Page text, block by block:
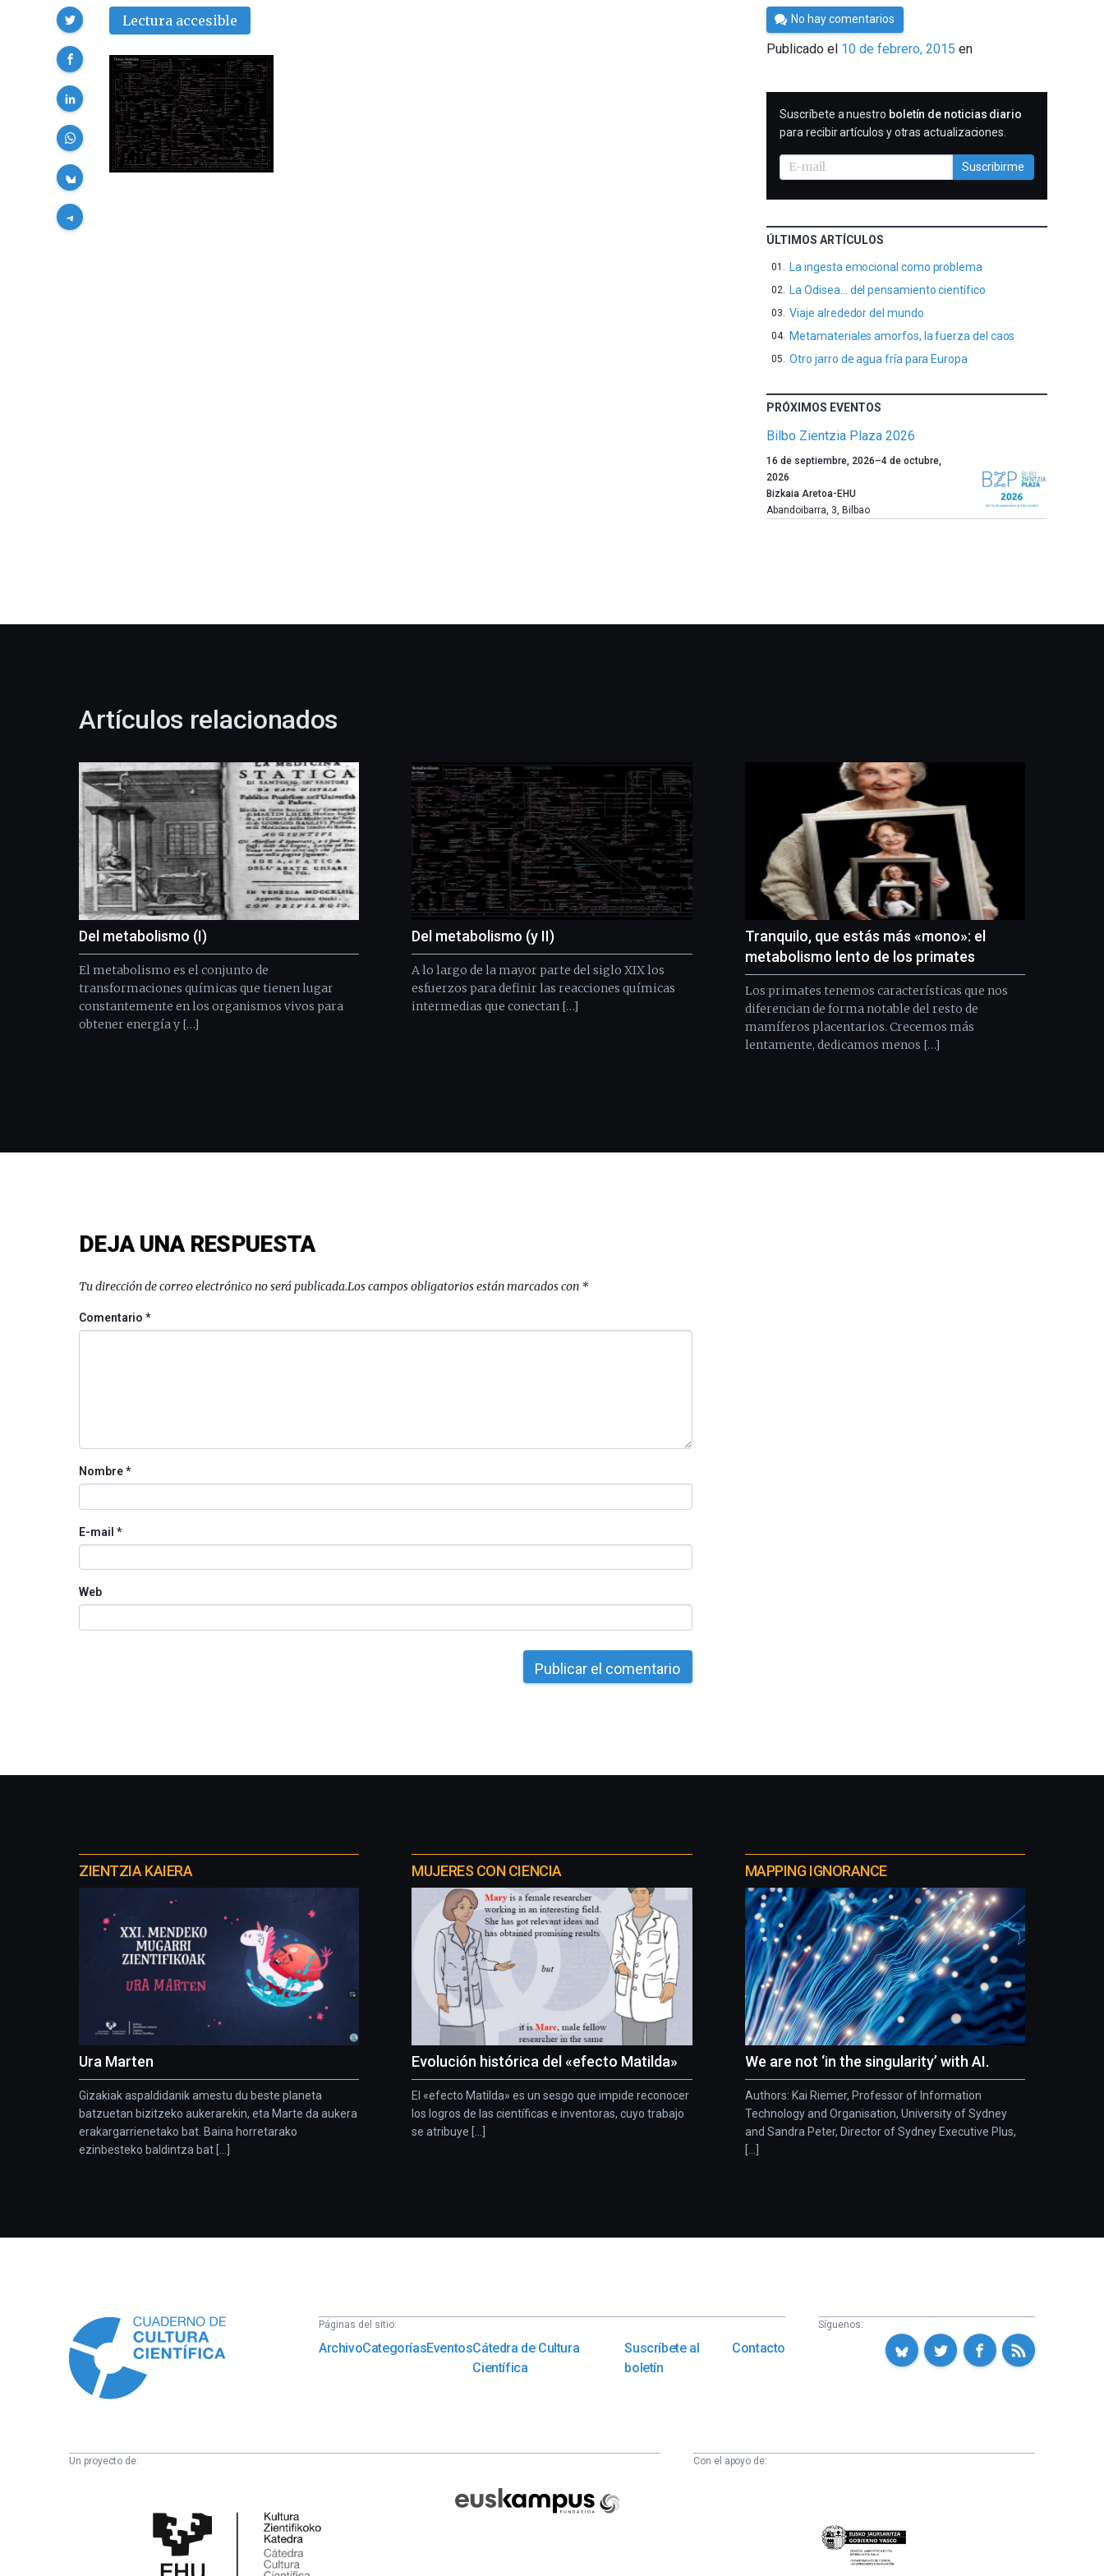
Lectura accesible
Compartir
Por
César
Tomé
No hay comentarios
Publicado el 10 de febrero, 2015 en
SUSCRIBIRME
Suscríbete a nuestro boletín de noticias diario
para recibir artículos y otras actualizaciones.
Suscribirme
ÚLTIMOS ARTÍCULOS
La ingesta emocional como problema
La Odisea… del pensamiento científico
Viaje alrededor del mundo
Metamateriales amorfos, la fuerza del caos
Otro jarro de agua fría para Europa
PRÓXIMOS EVENTOS
Bilbo Zientzia Plaza 2026
Un
año
más,
Bilbao
la
que
llenará
la
ciudad
de
monólogos,
exposiciones,
conferencias,
y
espectáculos
del
de
16 de septiembre, 2026–4 de octubre,
2026
Bizkaia Aretoa-EHU
Abandoibarra, 3, Bilbao
Artículos relacionados
Del metabolismo (I)
El metabolismo es el conjunto de
transformaciones químicas que tienen lugar
constantemente en los organismos vivos para
obtener energía y […]
Del metabolismo (y II)
A lo largo de la mayor parte del siglo XIX los
esfuerzos para definir las reacciones químicas
intermedias que conectan […]
Tranquilo, que estás más «mono»: el
metabolismo lento de los primates
Los primates tenemos características que nos
diferencian de forma notable del resto de
mamíferos placentarios. Crecemos más
lentamente, dedicamos menos […]
DEJA UNA RESPUESTA
Tu dirección de correo electrónico no será publicada.Los campos obligatorios están marcados con *
Comentario*
Nombre*
E-mail *
Web
proyectos
ZIENTZIA KAIERA
Ura Marten
Gizakiak aspaldidanik amestu du beste planeta
batzuetan bizitzeko aukerarekin, eta Marte da aukera
erakargarrienetako bat. Baina horretarako
ezinbesteko baldintza bat [...]
MUJERES CON CIENCIA
Evolución histórica del «efecto Matilda»
El «efecto Matilda» es un sesgo que impide reconocer
los logros de las científicas e inventoras, cuyo trabajo
se atribuye [...]
MAPPING IGNORANCE
We are not ‘in the singularity’ with AI.
Authors: Kai Riemer, Professor of Information
Technology and Organisation, University of Sydney
and Sandra Peter, Director of Sydney Executive Plus,
[...]
Páginas del sitio:
ArchivoCategoríasEventosCátedra de Cultura
Científica
Suscríbete al
boletín
Contacto
Síguenos:
Un proyecto de:
Científica
Fundazioa
Con el apoyo de:
Eusko
Jaurlaritza